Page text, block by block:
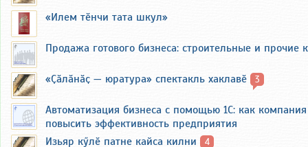
«Илем тӗнчи тата шкул»
Продажа готового бизнеса: строительные и прочие
«Ҫӑлӑнӑҫ — юратура» спектакль хаклавӗ 3
Автоматизация бизнеса с помощью 1С: как
повысить эффективность предприятия
Изьяр кӳлӗ патне кайса килни
4